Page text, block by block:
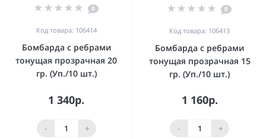
0
Код товара: 106414
Бомбарда с ребрами
тонущая прозрачная 20
гр. (Уп./10 шт.)
1 340р.
- +
0
Код товара: 106413
Бомбарда с ребрами
тонущая прозрачная 15
гр. (Уп./10 шт.)
1 160р.
- +